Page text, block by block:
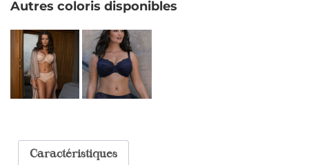
Autres coloris disponibles
Caractéristiques